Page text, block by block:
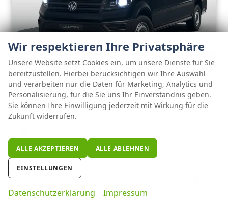
ab 503,– € mtl.
Volkswagen Crafter Kastenwagen
unverbindliche Lieferzeit: Fahrzeug mit Tageszulassung
Fahrzeugnr. 126246
Leistung
103 kW (140 PS) Kilometerstand 10 km
01.08.2026
49.290,– €
Verbrauch kombiniert: 9,40 l/100km
Wir respektieren Ihre Privatsphäre
Unsere Website setzt Cookies ein, um unsere Dienste für Sie
bereitzustellen. Hierbei berücksichtigen wir Ihre Auswahl
und verarbeiten nur die Daten für Marketing, Analytics und
Personalisierung, für die Sie uns Ihr Einverständnis geben.
Sie können Ihre Einwilligung jederzeit mit Wirkung für die
Zukunft widerrufen.
ALLE AKZEPTIEREN ALLE ABLEHNEN
EINSTELLUNGEN
Datenschutzerklärung Impressum